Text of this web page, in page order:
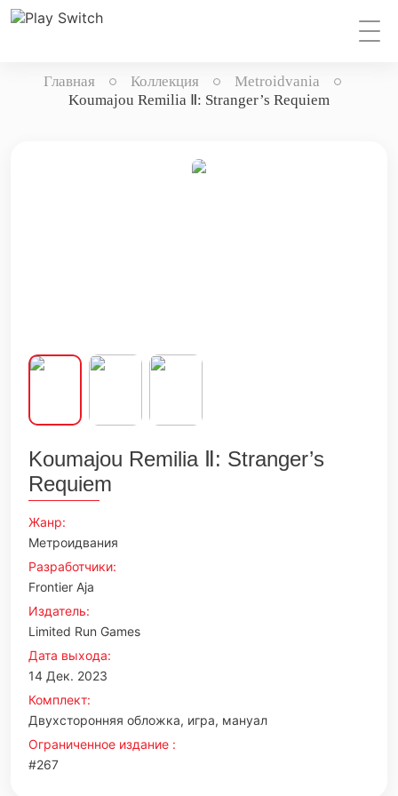
Главная Коллекция
Metroidvania
Koumajou Remilia Ⅱ: Stranger’s Requiem
Koumajou Remilia Ⅱ: Stranger’s
Requiem
Жанр:
Метроидвания
Разработчики:
Frontier Aja
Издатель:
Limited Run Games
Дата выхода:
14 Дек. 2023
Комплект:
Двухсторонняя обложка, игра, мануал
Ограниченное издание :
#267